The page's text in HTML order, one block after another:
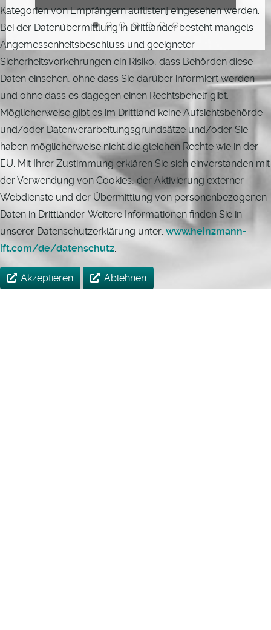
Kategorien von Empfängern auflisten] eingesehen werden.
Bei der Datenübermittlung in Drittländer besteht mangels
Angemessenheitsbeschluss und geeigneter
Sicherheitsvorkehrungen ein Risiko, dass Behörden diese
Daten einsehen, ohne dass Sie darüber informiert werden
und ohne dass es dagegen einen Rechtsbehelf gibt.
Möglicherweise gibt es im Drittland keine Aufsichtsbehörde
und/oder Datenverarbeitungsgrundsätze und/oder Sie
haben möglicherweise nicht die gleichen Rechte wie in der
EU. Mit Ihrer Zustimmung erklären Sie sich einverstanden mit
der Verwendung von Cookies, der Aktivierung externer
Webdienste und der Übermittlung von personenbezogenen
Daten in Drittländer. Weitere Informationen finden Sie in
unserer Datenschutzerklärung unter: www.heinzmann-
ift.com/de/datenschutz.
Akzeptieren Ablehnen